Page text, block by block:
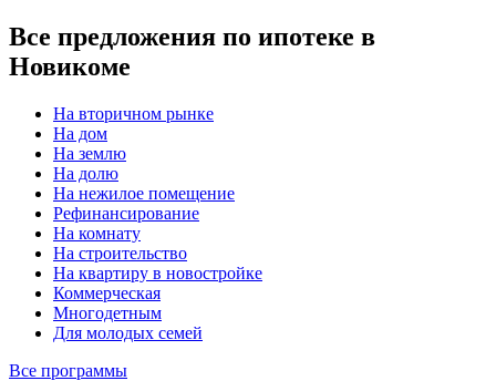
Все предложения по ипотеке в
Новикоме
На вторичном рынке
На дом
На землю
На долю
На нежилое помещение
Рефинансирование
На комнату
На строительство
На квартиру в новостройке
Коммерческая
Многодетным
Для молодых семей
Все программы